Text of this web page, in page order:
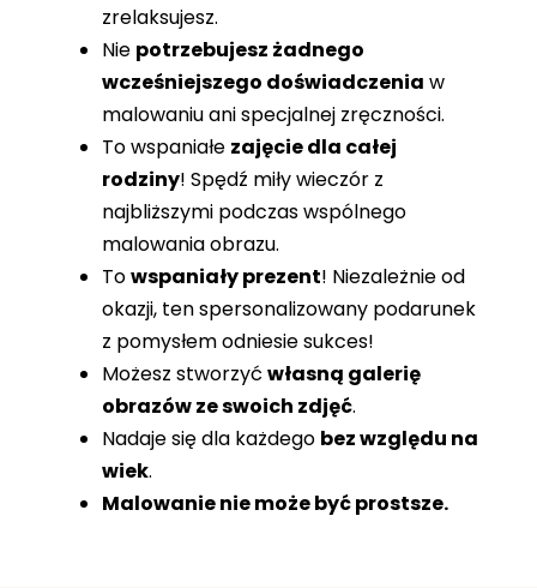
zrelaksujesz.
Nie potrzebujesz żadnego
wcześniejszego doświadczenia w
malowaniu ani specjalnej zręczności.
To wspaniałe zajęcie dla całej
rodziny! Spędź miły wieczór z
najbliższymi podczas wspólnego
malowania obrazu.
Towspaniały prezent! Niezależnie od
okazji, ten spersonalizowany podarunek
z pomysłem odniesie sukces!
Możesz stworzyć własną galerię
obrazów ze swoich zdjęć.
Nadaje się dla każdego bez względu na
wiek.
Malowanie nie może być prostsze.